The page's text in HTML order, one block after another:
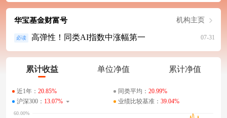
华宝基金财富号 机构主页
必读 高弹性！同类AI指数中涨幅第一 07-31
累计收益 单位净值 累计净值
近1年： 20.85% 同类平均： 20.99%
沪深300： 13.07% 业绩比较基准： 39.04%